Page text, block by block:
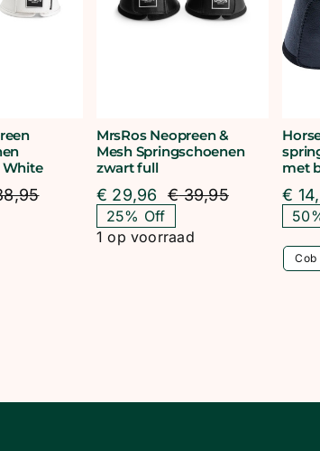
Oorspronkelijke
Huidige
MrsRos Neopreen &
Mesh Springschoenen
zwart full
€39,95
€ 29,96
Huidige
25% Off
1 op voorraad
met
€
Cob